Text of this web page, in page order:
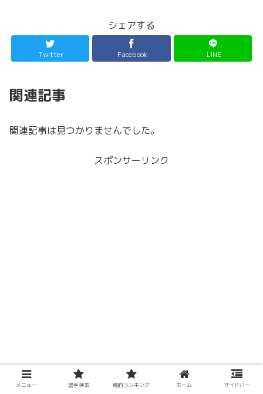
シェアする
Twitter Facebook LINE
関連記事
関連記事は見つかりませんでした。
スポンサーリンク
メニュー 選手検索 俺的ランキング ホーム サイドバー